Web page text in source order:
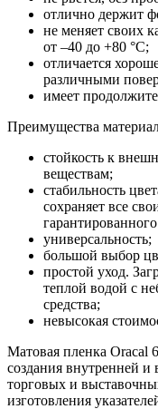
отлично держит
не меняет своих
от –40 до +80 °С;
отличается
различными
имеет
Преимущества
стойкость к
веществам;
стабильность
сохраняет все
универсальность;
большой выбор
простой уход.
теплой водой с
средства;
невысокая
Матовая пленка Oracal
создания внутренней
торговых и
изготовления